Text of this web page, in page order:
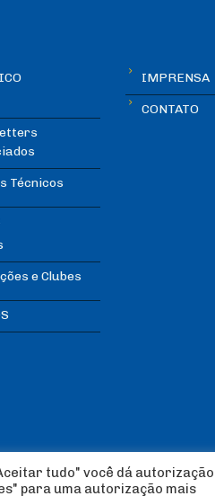
Técnicos
e Clubes
IMPRENSA
CONTATO
tudo" você dá autorização
para uma autorização mais